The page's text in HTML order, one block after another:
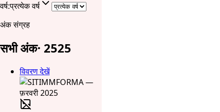
वर्ष:प्रत्येक वर्ष
अंक संग्रह
सभी अंक· 2525
विवरण देखें